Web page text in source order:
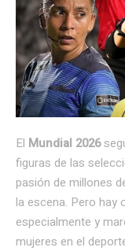
El Mundial 2026
figuras de las
pasión de millones
la escena. Pero hay
especialmente y
mujeres en el